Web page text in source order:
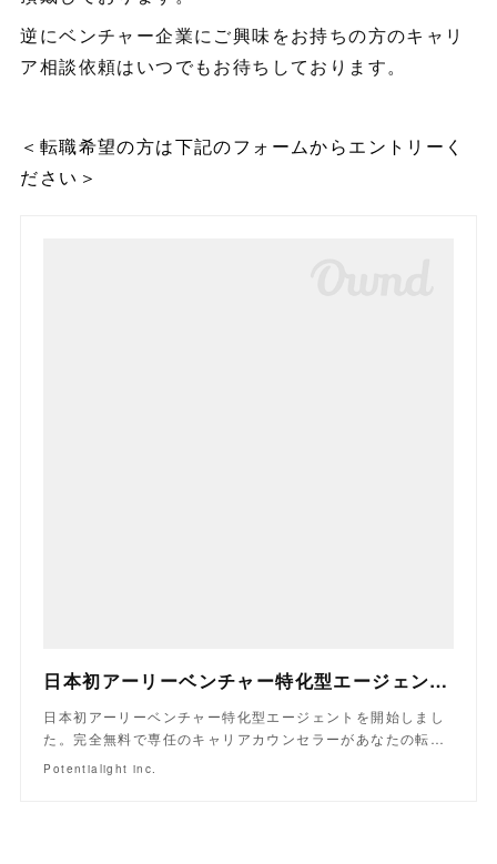
逆にベンチャー企業にご興味をお持ちの方のキャリ
ア相談依頼はいつでもお待ちしております。
＜転職希望の方は下記のフォームからエントリーく
ださい＞
日本初アーリーベンチャー特化型エージェント｜ポテンシャライト
日本初アーリーベンチャー特化型エージェントを開始しまし
た。完全無料で専任のキャリアカウンセラーがあなたの転…
Potentialight inc.